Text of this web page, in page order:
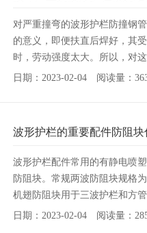
对严重撞弯的波形护栏防撞钢
的意义，即便扶直后焊好，其
时，劳动强度太大。所以，对
日期：2023-02-04 阅读量：
波形护栏的重要配件防阻块
波形护栏配件常用的有静电喷
防阻块。常规两波防阻块规格
机翅防阻块用于三波护栏和方
日期：2023-02-04 阅读量：